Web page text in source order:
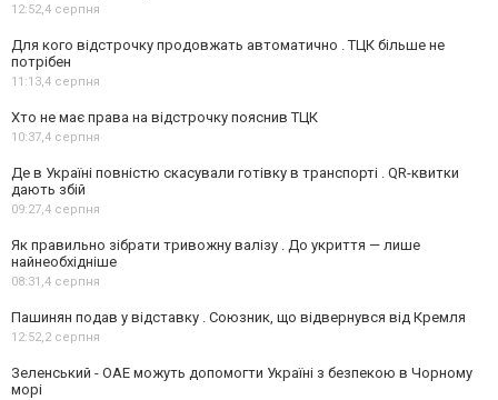
12:52,4 серпня
Для кого відстрочку продовжать автоматично . ТЦК більше не
потрібен
11:13,4 серпня
Хто не має права на відстрочку пояснив ТЦК
10:37,4 серпня
Де в Україні повністю скасували готівку в транспорті . QR-квитки
дають збій
09:27,4 серпня
Як правильно зібрати тривожну валізу . До укриття — лише
найнеобхідніше
08:31,4 серпня
Пашинян подав у відставку . Союзник, що відвернувся від Кремля
12:52,2 серпня
Зеленський - ОАЕ можуть допомогти Україні з безпекою в Чорному
морі